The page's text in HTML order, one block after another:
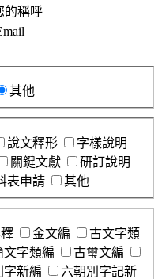
的稱呼
其他
說文釋形
字樣說明
關鍵文獻
研訂說明
表申請 其他
金文編
古文字類
文字類編
古璽文編
字新編
六朝別字記新